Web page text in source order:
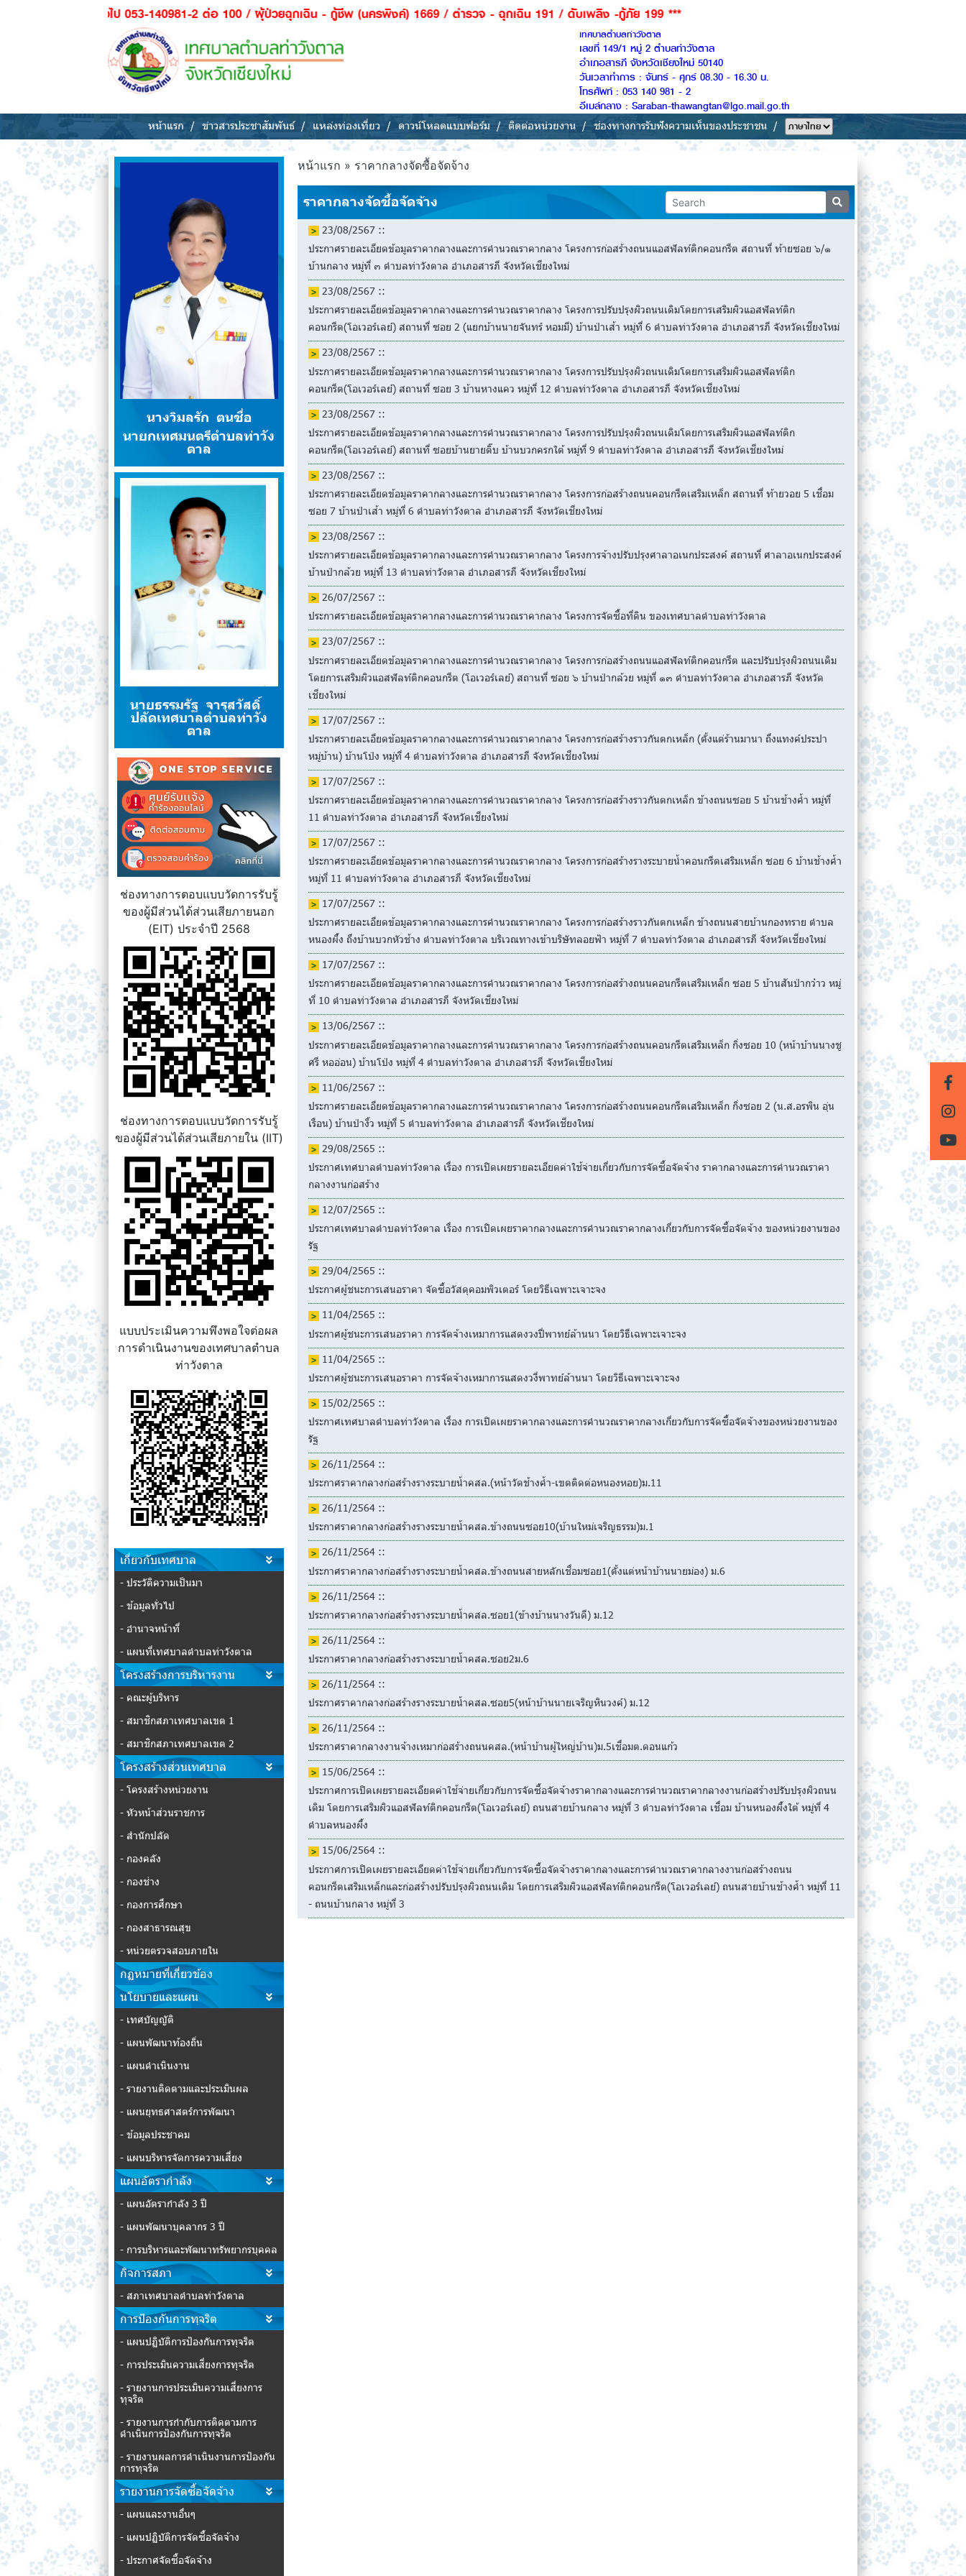
ยนทั่วไป 053-140981-2 ต่อ 100 / ผุ้ป่วยฉุกเฉิน - กู้ชีพ (นครพิงค์) 1669 / ตำรวจ - ฉุกเฉิน 191 / ดับเพลิง -กู้ภัย 199 ***
เทศบาลตำบลท่าวังตาล
เลขที่ 149/1 หมู่ 2 ตำบลท่าวังตาล
อำเภอสารภี จังหวัดเชียงใหม่ 50140
วันเวลาทำการ : จันทร์ - ศุกร์ 08.30 - 16.30 น.
โทรศัพท์ : 053 140 981 - 2
อีเมล์กลาง : Saraban-thawangtan@lgo.mail.go.th
หน้าแรก ข่าวสารประชาสัมพันธ์ แหล่งท่องเที่ยว ดาวน์โหลดแบบฟอร์ม ติดต่อหน่วยงาน ช่องทางการรับฟังความเห็นของประชาชน
นางวิมลรัก ตนซื่อ
นายกเทศมนตรีตำบลท่าวัง
ตาล
นายธรรมรัฐ จารุสวัสดิ์
ปลัดเทศบาลตำบลท่าวัง
ตาล
ช่องทางการตอบแบบวัดการรับรู้
ของผู้มีส่วนได้ส่วนเสียภายนอก
(EIT) ประจำปี 2568
ช่องทางการตอบแบบวัดการรับรู้
ของผู้มีส่วนได้ส่วนเสียภายใน (IIT)
แบบประเมินความพึงพอใจต่อผล
การดำเนินงานของเทศบาลตำบล
ท่าวังตาล
เกี่ยวกับเทศบาล
- ประวัติความเป็นมา
- ข้อมูลทั่วไป
- อำนาจหน้าที่
- แผนที่เทศบาลตำบลท่าวังตาล
โครงสร้างการบริหารงาน
- คณะผู้บริหาร
- สมาชิกสภาเทศบาลเขต 1
- สมาชิกสภาเทศบาลเขต 2
โครงสร้างส่วนเทศบาล
- โครงสร้างหน่วยงาน
- หัวหน้าส่วนราชการ
- สำนักปลัด
- กองคลัง
- กองช่าง
- กองการศึกษา
- กองสาธารณสุข
- หน่วยตรวจสอบภายใน
กฏหมายที่เกี่ยวข้อง
นโยบายและแผน
- เทศบัญญัติ
- แผนพัฒนาท้องถิ่น
- แผนดำเนินงาน
- รายงานติดตามและประเมินผล
- แผนยุทธศาสตร์การพัฒนา
- ข้อมูลประชาคม
- แผนบริหารจัดการความเสี่ยง
แผนอัตรากำลัง
- แผนอัตรากำลัง 3 ปี
- แผนพัฒนาบุคลากร 3 ปี
- การบริหารและพัฒนาทรัพยากรบุคคล
กิจการสภา
- สภาเทศบาลตำบลท่าวังตาล
การป้องกันการทุจริต
- แผนปฏิบัติการป้องกันการทุจริต
- การประเมินความเสี่ยงการทุจริต
- รายงานการประเมินความเสี่ยงการ
ทุจริต
- รายงานการกำกับการติดตามการ
ดำเนินการป้องกันการทุจริต
- รายงานผลการดำเนินงานการป้องกัน
การทุจริต
รายงานการจัดซื้อจัดจ้าง
- แผนและงานอื่นๆ
- แผนปฏิบัติการจัดซื้อจัดจ้าง
- ประกาศจัดซื้อจัดจ้าง
หน้าแรก » ราคากลางจัดซื้อจัดจ้าง
ราคากลางจัดซื้อจัดจ้าง
23/08/2567 ::
ประกาศรายละเอียดข้อมูลราคากลางและการคำนวณราคากลาง โครงการก่อสร้างถนนแอสฟัลท์ติกคอนกรีต สถานที่ ท้ายซอย ๖/๑
บ้านกลาง หมู่ที่ ๓ ตำบลท่าวังตาล อำเภอสารภี จังหวัดเชียงใหม่
23/08/2567 ::
ประกาศรายละเอียดข้อมูลราคากลางและการคำนวณราคากลาง โครงการปรับปรุงผิวถนนเดิมโดยการเสริมผิวแอสฟัลท์ติก
คอนกรีต(โอเวอร์เลย์) สถานที่ ซอย 2 (แยกบ้านนายจันทร์ หอมมี) บ้านป่าเส้า หมู่ที่ 6 ตำบลท่าวังตาล อำเภอสารภี จังหวัดเชียงใหม่
23/08/2567 ::
ประกาศรายละเอียดข้อมูลราคากลางและการคำนวณราคากลาง โครงการปรับปรุงผิวถนนเดิมโดยการเสริมผิวแอสฟัลท์ติก
คอนกรีต(โอเวอร์เลย์) สถานที่ ซอย 3 บ้านหางแคว หมู่ที่ 12 ตำบลท่าวังตาล อำเภอสารภี จังหวัดเชียงใหม่
23/08/2567 ::
ประกาศรายละเอียดข้อมูลราคากลางและการคำนวณราคากลาง โครงการปรับปรุงผิวถนนเดิมโดยการเสริมผิวแอสฟัลท์ติก
คอนกรีต(โอเวอร์เลย์) สถานที่ ซอยบ้านยายติ๊บ บ้านบวกครกใต้ หมู่ที่ 9 ตำบลท่าวังตาล อำเภอสารภี จังหวัดเชียงใหม่
23/08/2567 ::
ประกาศรายละเอียดข้อมูลราคากลางและการคำนวณราคากลาง โครงการก่อสร้างถนนคอนกรีตเสริมเหล็ก สถานที่ ท้ายวอย 5 เชื่อม
ซอย 7 บ้านป่าเส้า หมู่ที่ 6 ตำบลท่าวังตาล อำเภอสารภี จังหวัดเชียงใหม่
23/08/2567 ::
ประกาศรายละเอียดข้อมูลราคากลางและการคำนวณราคากลาง โครงการจ้างปรับปรุงศาลาอเนกประสงค์ สถานที่ ศาลาอเนกประสงค์
บ้านป่ากล้วย หมู่ที่ 13 ตำบลท่าวังตาล อำเภอสารภี จังหวัดเชียงใหม่
26/07/2567 ::
ประกาศรายละเอียดข้อมูลราคากลางและการคำนวณราคากลาง โครงการจัดซื้อที่ดิน ของเทศบาลตำบลท่าวังตาล
23/07/2567 ::
ประกาศรายละเอียดข้อมูลราคากลางและการคำนวณราคากลาง โครงการก่อสร้างถนนแอสฟัลท์ติกคอนกรีต และปรับปรุงผิวถนนเดิม
โดยการเสริมผิวแอสฟัลท์ติกคอนกรีต (โอเวอร์เลย์) สถานที่ ซอย ๖ บ้านป่ากล้วย หมู่ที่ ๑๓ ตำบลท่าวังตาล อำเภอสารภี จังหวัด
เชียงใหม่
17/07/2567 ::
ประกาศรายละเอียดข้อมูลราคากลางและการคำนวณราคากลาง โครงการก่อสร้างราวกันตกเหล็ก (ตั้งแต่ร้านมานา ถึงแทงค์ประปา
หมู่บ้าน) บ้านโป่ง หมู่ที่ 4 ตำบลท่าวังตาล อำเภอสารภี จังหวัดเชียงใหม่
17/07/2567 ::
ประกาศรายละเอียดข้อมูลราคากลางและการคำนวณราคากลาง โครงการก่อสร้างราวกันตกเหล็ก ข้างถนนซอย 5 บ้านช้างค้ำ หมู่ที่
11 ตำบลท่าวังตาล อำเภอสารภี จังหวัดเชียงใหม่
17/07/2567 ::
ประกาศรายละเอียดข้อมูลราคากลางและการคำนวณราคากลาง โครงการก่อสร้างรางระบายน้ำคอนกรีตเสริมเหล็ก ซอย 6 บ้านช้างค้ำ
หมู่ที่ 11 ตำบลท่าวังตาล อำเภอสารภี จังหวัดเชียงใหม่
17/07/2567 ::
ประกาศรายละเอียดข้อมูลราคากลางและการคำนวณราคากลาง โครงการก่อสร้างราวกันตกเหล็ก ข้างถนนสายบ้านกองทราย ตำบล
หนองผึ้ง ถึงบ้านบวกหัวช้าง ตำบลท่าวังตาล บริเวณทางเข้าบริษัทลอยฟ้า หมู่ที่ 7 ตำบลท่าวังตาล อำเภอสารภี จังหวัดเชียงใหม่
17/07/2567 ::
ประกาศรายละเอียดข้อมูลราคากลางและการคำนวณราคากลาง โครงการก่อสร้างถนนคอนกรีตเสริมเหล็ก ซอย 5 บ้านสันป่ากว๋าว หมู่
ที่ 10 ตำบลท่าวังตาล อำเภอสารภี จังหวัดเชียงใหม่
13/06/2567 ::
ประกาศรายละเอียดข้อมูลราคากลางและการคำนวณราคากลาง โครงการก่อสร้างถนนคอนกรีตเสริมเหล็ก กิ่งซอย 10 (หน้าบ้านนางชู
ศรี หออ่อน) บ้านโป่ง หมู่ที่ 4 ตำบลท่าวังตาล อำเภอสารภี จังหวัดเชียงใหม่
11/06/2567 ::
ประกาศรายละเอียดข้อมูลราคากลางและการคำนวณราคากลาง โครงการก่อสร้างถนนคอนกรีตเสริมเหล็ก กิ่งซอย 2 (น.ส.อรพิน อุ่น
เรือน) บ้านป่างิ้ว หมู่ที่ 5 ตำบลท่าวังตาล อำเภอสารภี จังหวัดเชียงใหม่
29/08/2565 ::
ประกาศเทศบาลตำบลท่าวังตาล เรื่อง การเปิดเผยรายละเอียดค่าใช้จ่ายเกี่ยวกับการจัดซื้อจัดจ้าง ราคากลางและการคำนวณราคา
กลางงานก่อสร้าง
12/07/2565 ::
ประกาศเทศบาลตำบลท่าวังตาล เรื่อง การเปิดเผยราคากลางและการคำนวณราคากลางเกี่ยวกับการจัดซื้อจัดจ้าง ของหน่วยงานของ
รัฐ
29/04/2565 ::
ประกาศผู้ชนะการเสนอราคา จัดซื้อวัสดุคอมพิวเตอร์ โดยวิธีเฉพาะเจาะจง
11/04/2565 ::
ประกาศผู้ชนะการเสนอราคา การจัดจ้างเหมาการแสดงวงปี่พาทย์ล้านนา โดยวิธีเฉพาะเจาะจง
11/04/2565 ::
ประกาศผู้ชนะการเสนอราคา การจัดจ้างเหมาการแสดงวงี่พาทย์ล้านนา โดยวิธีเฉพาะเจาะจง
15/02/2565 ::
ประกาศเทศบาลตำบลท่าวังตาล เรื่อง การเปิดเผยราคากลางและการคำนวณราคากลางเกี่ยวกับการจัดซื้อจัดจ้างของหน่วยงานของ
รัฐ
26/11/2564 ::
ประกาศราคากลางก่อสร้างรางระบายน้ำคสล.(หน้าวัดช้างค้ำ-เขตติดต่อหนองหอย)ม.11
26/11/2564 ::
ประกาศราคากลางก่อสร้างรางระบายน้ำคสล.ข้างถนนซอย10(บ้านใหม่เจริญธรรม)ม.1
26/11/2564 ::
ประกาศราคากลางก่อสร้างรางระบายน้ำคสล.ข้างถนนสายหลักเชื่อมซอย1(ตั้งแต่หน้าบ้านนายม่อง) ม.6
26/11/2564 ::
ประกาศราคากลางก่อสร้างรางระบายน้ำคสล.ซอย1(ข้างบ้านนางวันดี) ม.12
26/11/2564 ::
ประกาศราคากลางก่อสร้างรางระบายน้ำคสล.ซอย2ม.6
26/11/2564 ::
ประกาศราคากลางก่อสร้างรางระบายน้ำคสล.ซอย5(หน้าบ้านนายเจริญหินวงค์) ม.12
26/11/2564 ::
ประกาศราคากลางงานจ้างเหมาก่อสร้างถนนคสล.(หน้าบ้านผู้ใหญ่่บ้าน)ม.5เชื่อมต.ดอนแก้ว
15/06/2564 ::
ประกาศการเปิดเผยรายละเอียดค่าใช้จ่ายเกี่ยวกับการจัดซื้อจัดจ้างราคากลางและการคำนวณราคากลางงานก่อสร้างปรับปรุงผิวถนน
เดิม โดยการเสริมผิวแอสฟัลท์ติกคอนกรีต(โอเวอร์เลย์) ถนนสายบ้านกลาง หมู่ที่ 3 ตำบลท่าวังตาล เชื่อม บ้านหนองผึ้งใต้ หมู่ที่ 4
ตำบลหนองผึ้ง
15/06/2564 ::
ประกาศการเปิดเผยรายละเอียดค่าใช้จ่ายเกี่ยวกับการจัดซื้อจัดจ้างราคากลางและการคำนวณราคากลางงานก่อสร้างถนน
คอนกรีตเสริมเหล็กและก่อสร้างปรับปรุงผิวถนนเดิม โดยการเสริมผิวแอสฟัลท์ติกคอนกรีต(โอเวอร์เลย์) ถนนสายบ้านช้างค้ำ หมู่ที่ 11
- ถนนบ้านกลาง หมู่ที่ 3